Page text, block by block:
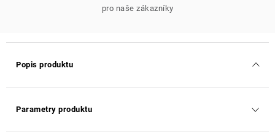
pro naše zákazníky
Popis produktu
Parametry produktu